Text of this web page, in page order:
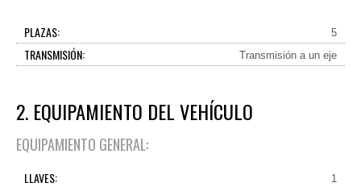
PLAZAS: 5
TRANSMISIÓN: Transmisión a un eje
2. EQUIPAMIENTO DEL VEHÍCULO
EQUIPAMIENTO GENERAL:
LLAVES: 1